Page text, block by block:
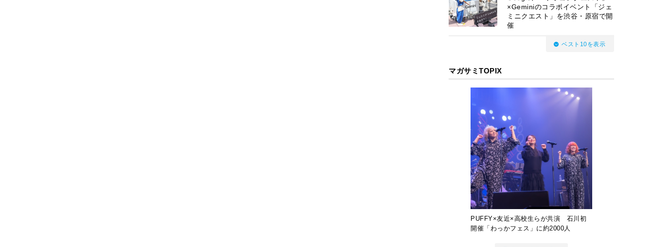
×Geminiのコラボイベント「ジェ
ミニクエスト」を渋谷・原宿で開
催
ベスト10を表示
マガサミTOPIX
PUFFY×友近×高校生らが共演 石川初
開催「わっかフェス」に約2000人